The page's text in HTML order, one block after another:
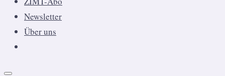
Newsletter
Über uns